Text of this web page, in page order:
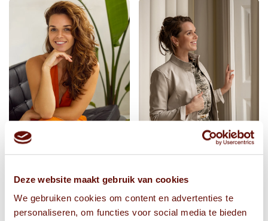
Deze website maakt gebruik van cookies
We gebruiken cookies om content en advertenties te
personaliseren, om functies voor social media te bieden